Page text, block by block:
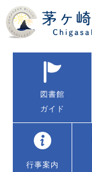
図書館
ガイド
行事案内